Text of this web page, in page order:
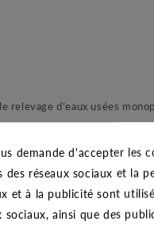
relevage d’eaux usées
corps étrangers
de passe câble à double
aux conditions difficiles.
demande d'accepter les
réseaux sociaux et la
et à la publicité sont
sociaux, ainsi que des